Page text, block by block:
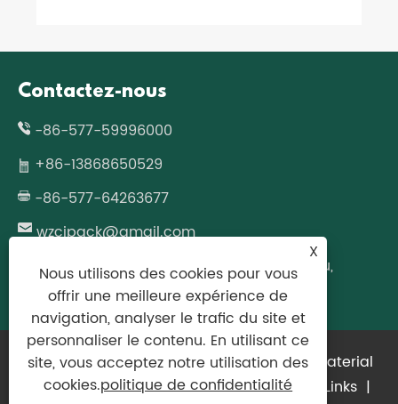
Contactez-nous
-86-577-59996000
+86-13868650529
-86-577-64263677
wzcjpack@gmail.com
No.677 Fazhan Road, Longgang, Wenzhou,
province du Zhejiang, Chine
Copyright © 2024 Zhejiang Bimashi New Material
Technology Co., Ltd. Tous droits réservés.
Links|
X
Nous utilisons des cookies pour vous
offrir une meilleure expérience de
navigation, analyser le trafic du site et
personnaliser le contenu. En utilisant ce
site, vous acceptez notre utilisation des
cookies.politique de confidentialité